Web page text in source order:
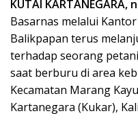
KUTAI
Basarnas melalui
Balikpapan terus
terhadap seorang
saat berburu di area
Kecamatan Marang
Kartanegara (Kukar),